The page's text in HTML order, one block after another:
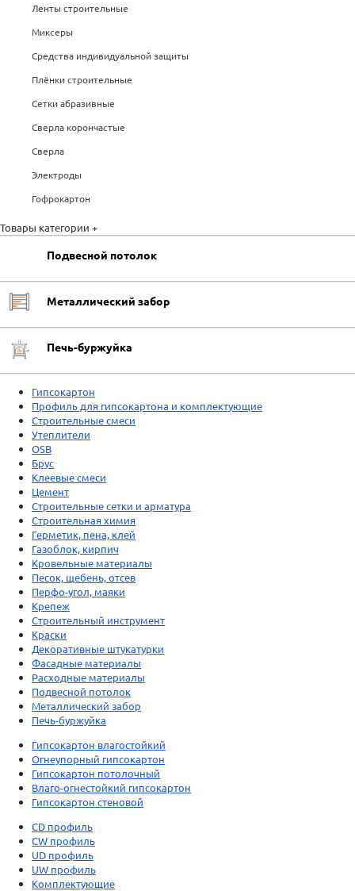
Ленты строительные
Миксеры
Средства индивидуальной защиты
Плёнки строительные
Сетки абразивные
Сверла корончастые
Сверла
Электроды
Гофрокартон
Товары категории +
Подвесной потолок
Металлический забор
Печь-буржуйка
Гипсокартон
Профиль для гипсокартона и комплектующие
Строительные смеси
Утеплители
OSB
Брус
Клеевые смеси
Цемент
Строительные сетки и арматура
Строительная химия
Герметик, пена, клей
Газоблок, кирпич
Кровельные материалы
Песок, щебень, отсев
Перфо-угол, маяки
Крепеж
Строительный инструмент
Краски
Декоративные штукатурки
Фасадные материалы
Расходные материалы
Подвесной потолок
Металлический забор
Печь-буржуйка
Гипсокартон влагостойкий
Огнеупорный гипсокартон
Гипсокартон потолочный
Влаго-огнестойкий гипсокартон
Гипсокартон стеновой
CD профиль
CW профиль
UD профиль
UW профиль
Комплектующие